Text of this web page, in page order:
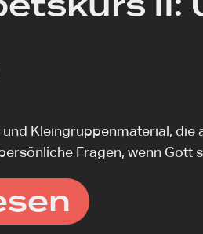
Kleingruppenmaterial, die
Fragen, wenn Gott